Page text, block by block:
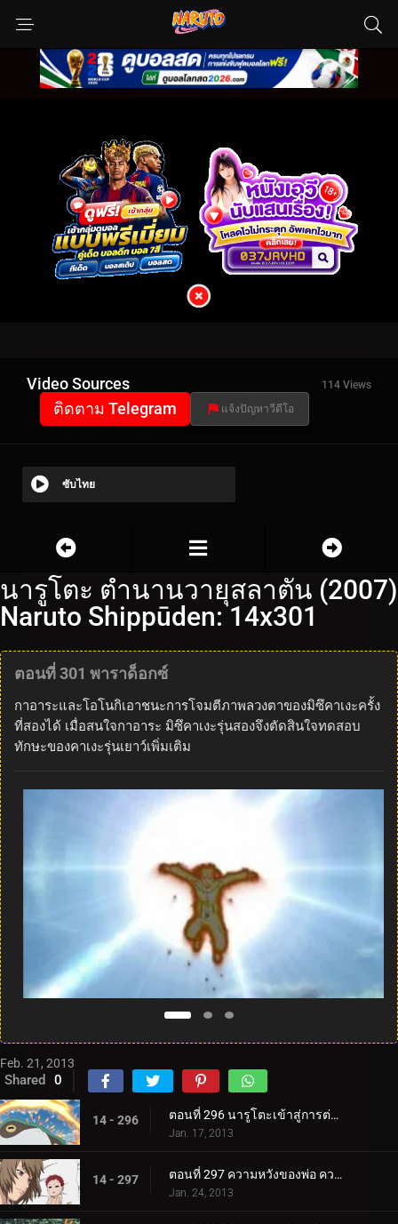
Video Sources 114 Views
ติดตาม Telegram แจ้งปัญหาวีดีโอ
ซับไทย
นารูโตะ ตำนานวายุสลาตัน (2007)
Naruto Shippūden: 14x301
ตอนที่ 301 พาราด็อกซ์
กาอาระและโอโนกิเอาชนะการโจมตีภาพลวงตาของมิซึคาเงะครั้ง
ที่สองได้ เมื่อสนใจกาอาระ มิซึคาเงะรุ่นสองจึงตัดสินใจทดสอบ
ทักษะของคาเงะรุ่นเยาว์เพิ่มเติม
Feb. 21, 2013
Shared 0
14 - 296 ตอนที่ 296 นารูโตะเข้าสู่การต่อสู้!
Jan. 17, 2013
14 - 297 ตอนที่ 297 ความหวังของพ่อ ความรักของแม่
Jan. 24, 2013